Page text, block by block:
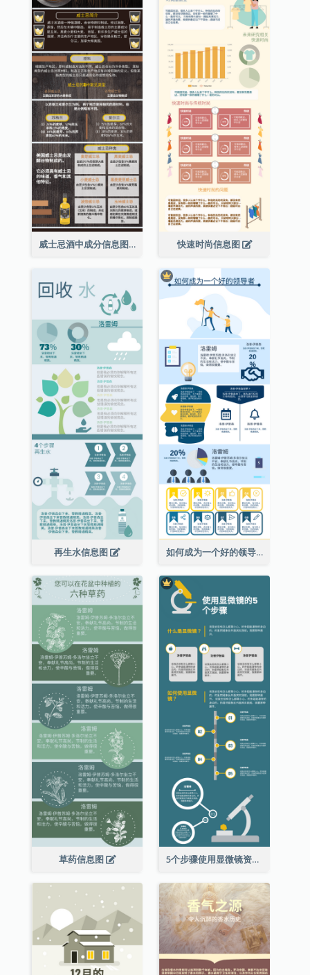
威士忌酒中成分信息图表 快速时尚信息图
再生水信息图 如何成为一个好的领导者信息图
草药信息图 5个步骤使用显微镜资料图